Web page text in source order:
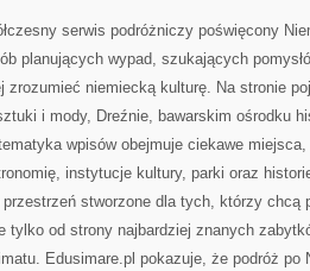
serwis podróżniczy poświęcony
planujących wypad, szukających
zrozumieć niemiecką kulturę. Na stronie
i mody, Dreźnie, bawarskim ośrodku
wpisów obejmuje ciekawe
instytucje kultury, parki oraz
stworzone dla tych, którzy chcą
tylko od strony najbardziej znanych
Edusimare.pl pokazuje, że podróż po